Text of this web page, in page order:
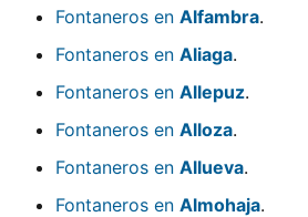
Fontaneros en Alfambra.
Fontaneros en Aliaga.
Fontaneros en Allepuz.
Fontaneros en Alloza.
Fontaneros en Allueva.
Fontaneros en Almohaja.